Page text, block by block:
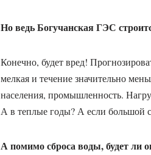
Но ведь Богучанская ГЭС
Конечно, будет вред!
мелкая и течение значительно
населения, промышленность.
А в теплые годы? А если большой
А помимо сброса воды, будет ли